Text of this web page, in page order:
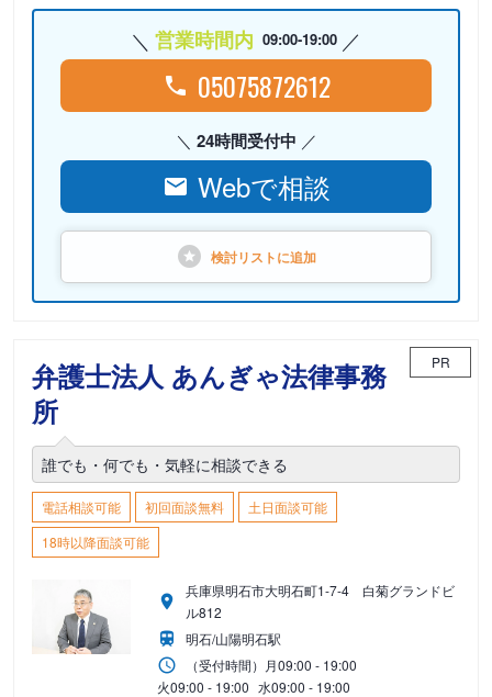
営業時間内 09:00-19:00
05075872612
24時間受付中
Webで相談
検討リストに追加
弁護士法人 あんぎゃ法律事務
所
PR
誰でも・何でも・気軽に相談できる
電話相談可能 初回面談無料
土日面談可能
18時以降面談可能
兵庫県明石市大明石町1-7-4 白菊グランドビ
ル812
明石/山陽明石駅
（受付時間） 月09:00 - 19:00
火09:00 - 19:00 水09:00 - 19:00